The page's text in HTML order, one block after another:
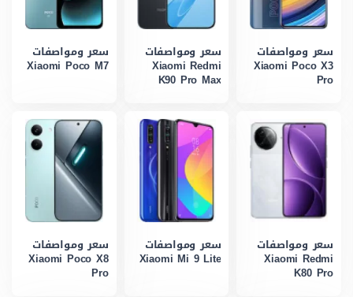
سعر ومواصفات
Xiaomi Poco X3
Pro
سعر ومواصفات
Xiaomi Redmi
K90 Pro Max
سعر ومواصفات
Xiaomi Poco M7
سعر ومواصفات
Xiaomi Redmi
K80 Pro
سعر ومواصفات
Xiaomi Mi 9 Lite
سعر ومواصفات
Xiaomi Poco X8
Pro